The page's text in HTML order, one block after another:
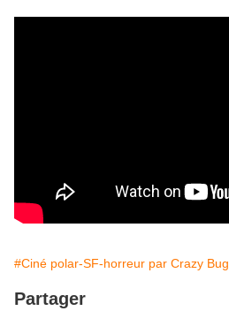
#Ciné polar-SF-horreur par Crazy Bug
Partager